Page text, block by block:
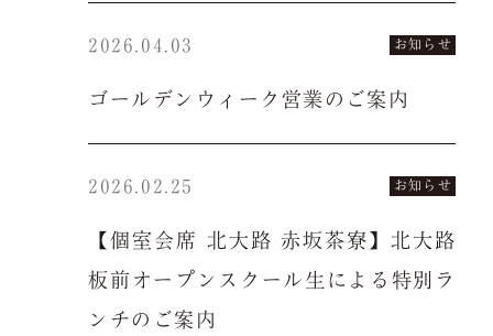
2026.04.03 お知らせ
ゴールデンウィーク営業のご案内
2026.02.25 お知らせ
【個室会席 北大路 赤坂茶寮】北大路
板前オープンスクール生による特別ラ
ンチのご案内